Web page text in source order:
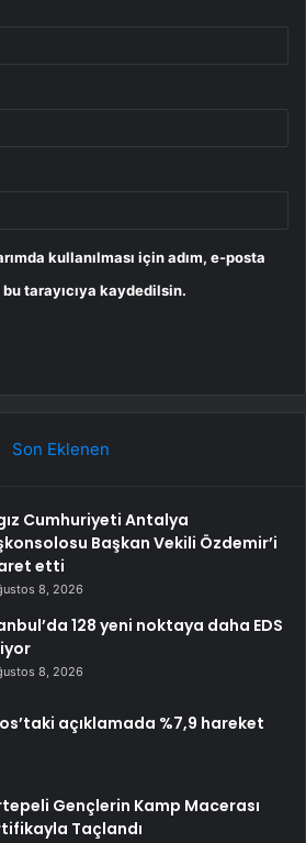
kullanılması için adım, e-posta
tarayıcıya kaydedilsin.
Son Eklenen
Cumhuriyeti Antalya
Başkan Vekili Özdemir’i
etti
8, 2026
128 yeni noktaya daha EDS
8, 2026
açıklamada %7,9 hareket
Gençlerin Kamp Macerası
Taçlandı